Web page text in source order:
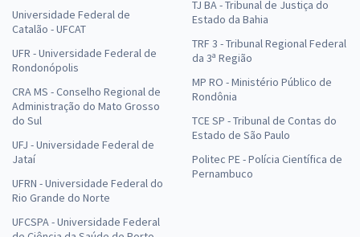
R$21,33
Comprar
IFMT - Instituto Federal de Educação, Ciência e Tecnologia de Mato
Grosso - Conhecimentos Específicos para o Cargo: Analista de
Tecnologia da Informação (Pré-edital)
Economize R$ 115,98 (-20%)
Universidade Federal de
Catalão - UFCAT
UFR - Universidade Federal de
Rondonópolis
CRA MS - Conselho Regional de
Administração do Mato Grosso
do Sul
UFJ - Universidade Federal de
Jataí
UFRN - Universidade Federal do
Rio Grande do Norte
UFCSPA - Universidade Federal
TJ BA - Tribunal de Justiça do
Estado da Bahia
TRF 3 - Tribunal Regional Federal
da 3ª Região
MP RO - Ministério Público de
Rondônia
TCE SP - Tribunal de Contas do
Estado de São Paulo
Politec PE - Polícia Científica de
Pernambuco